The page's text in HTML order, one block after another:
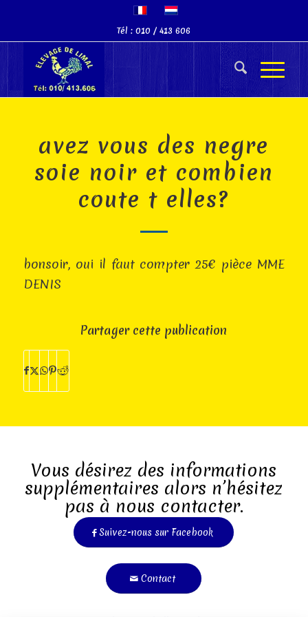
Tél : 010 / 413 606
avez vous des negre
soie noir et combien
coute t elles?
bonsoir, oui il faut compter 25€ pièce MME
DENIS
Partager cette publication
Vous désirez des informations
supplémentaires alors n’hésitez
pas à nous contacter.
Suivez-nous sur Facebook
Contact